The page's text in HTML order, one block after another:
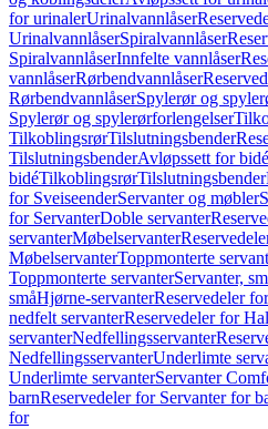
for urinalerUrinalvannlåser
UrinalvannlåserSpiralvannlåser
SpiralvannlåserInnfelte vannlåser
vannlåserRørbendvannlåser
RørbendvannlåserSpylerør og
Spylerør og spylerørforlengelser
TilkoblingsrørTilslutningsbender
TilslutningsbenderAvløpssett for bidé
bidéTilkoblingsrørTilslutningsbender
for SveiseenderServanter og møbler
for ServanterDoble servanter
servanterMøbelservanter
MøbelservanterToppmonterte
Toppmonterte servanterServanter,
småHjørne-servanterReservedeler
nedfelt servanterReservedeler for
servanterNedfellingsservanter
NedfellingsservanterUnderlimte
Underlimte servanterServanter
barnReservedeler for Servanter for
for